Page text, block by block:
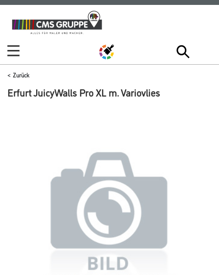
Zum
Inhalt
Zum
Navigationsmenü
Zurück
Erfurt JuicyWalls Pro XL m. Variovlies